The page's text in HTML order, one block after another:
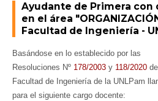
Ayudante de Primera
en el área
Facultad de Ingeniería -
Basándose en lo establecido por las
Resoluciones Nº 178/2003 y 118/2020
Facultad de Ingeniería de la UNLPam
para el siguiente cargo docente: